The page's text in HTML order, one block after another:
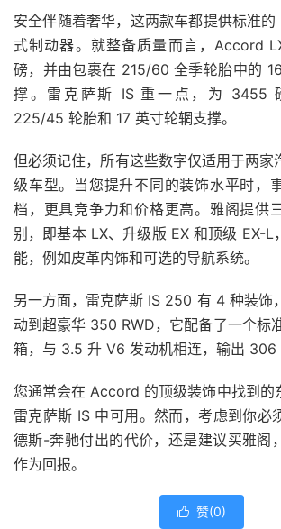
安全伴随着奢华，这两款车都提供标准
式制动器。就整备质量而言，Accord
磅，并由包裹在 215/60 全季轮胎中的
撑。雷克萨斯 IS 重一点，为 3455
225/45 轮胎和 17 英寸轮辋支撑。
但必须记住，所有这些数字仅适用于两家
级车型。当您提升不同的装饰水平时，
档，更具竞争力和价格更高。 雅阁提供
别，即基本 LX、升级版 EX 和顶级 EX-L
能，例如皮革内饰和可选的导航系统。
另一方面，雷克萨斯 IS 250 有 4 种装饰
动到超豪华 350 RWD，它配备了一个标
箱，与 3.5 升 V6 发动机相连，输出 306
您通常会在 Accord 的顶级装饰中找到的
雷克萨斯 IS 中可用。然而，考虑到你必
德斯-奔驰付出的代价，还是建议买雅阁
作为回报。
 赞(0)